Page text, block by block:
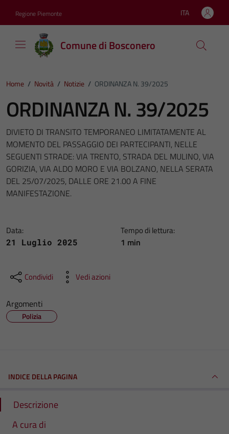
Regione Piemonte Lingua attiva:
ITA
Comune di Bosconero
Home / Novità / Notizie / ORDINANZA N. 39/2025
ORDINANZA N. 39/2025
DIVIETO DI TRANSITO TEMPORANEO LIMITATAMENTE AL
MOMENTO DEL PASSAGGIO DEI PARTECIPANTI, NELLE
SEGUENTI STRADE: VIA TRENTO, STRADA DEL MULINO, VIA
GORIZIA, VIA ALDO MORO E VIA BOLZANO, NELLA SERATA
DEL 25/07/2025, DALLE ORE 21.00 A FINE
MANIFESTAZIONE.
Data:
21 Luglio 2025
Tempo di lettura:
1 min
Condividi Vedi azioni
Argomenti
Polizia
INDICE DELLA PAGINA
Descrizione
A cura di